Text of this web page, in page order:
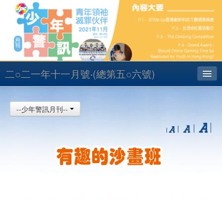
二○二一年十一月號‧(總第五○六號)
昔日少訊
--少年警訊月刊--